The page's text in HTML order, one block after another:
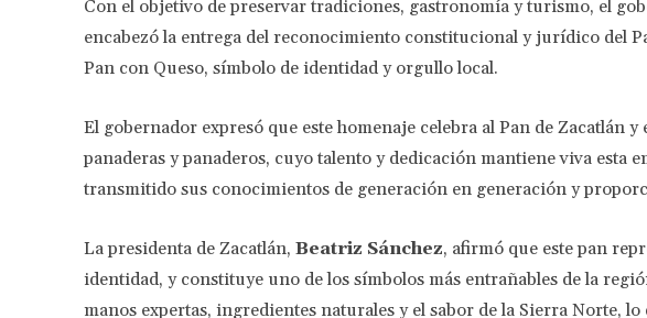
Con el objetivo de preservar tradiciones, gastronomía y turismo, el
encabezó la entrega del reconocimiento constitucional y jurídico del
Pan con Queso, símbolo de identidad y orgullo local.
El gobernador expresó que este homenaje celebra al Pan de Zacatlán
panaderas y panaderos, cuyo talento y dedicación mantiene viva esta
transmitido sus conocimientos de generación en generación y
La presidenta de Zacatlán, Beatriz Sánchez, afirmó que este pan
identidad, y constituye uno de los símbolos más entrañables de la
manos expertas, ingredientes naturales y el sabor de la Sierra Norte,